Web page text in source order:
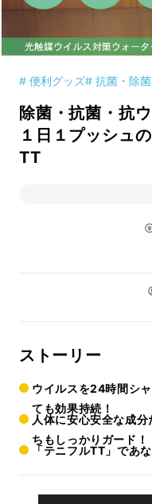
# 便利グッズ# 抗菌・除菌
除菌・抗菌・抗
１日１プッシュ
TT
ストーリー
ウイルスを24時間シ
ても効果持続！
人体に安心安全な成
ちもしっかりガード！
「テニフルTT」であ